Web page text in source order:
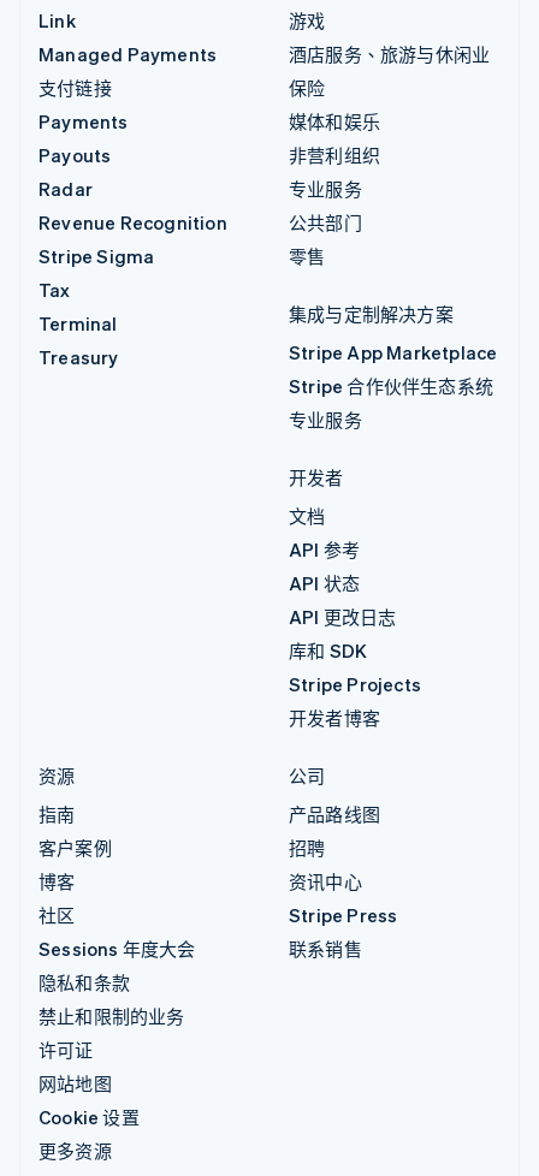
Link
Managed Payments
支付链接
Payments
Payouts
Radar
Revenue Recognition
Stripe Sigma
Tax
Terminal
Treasury
游戏
酒店服务、旅游与休闲业
保险
媒体和娱乐
非营利组织
专业服务
公共部门
零售
集成与定制解决方案
Stripe App Marketplace
Stripe 合作伙伴生态系统
专业服务
开发者
文档
API 参考
API 状态
API 更改日志
库和 SDK
Stripe Projects
开发者博客
资源
指南
客户案例
博客
社区
Sessions 年度大会
隐私和条款
禁止和限制的业务
许可证
网站地图
Cookie 设置
更多资源
公司
产品路线图
招聘
资讯中心
Stripe Press
联系销售